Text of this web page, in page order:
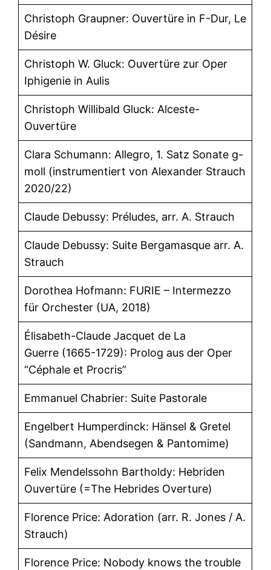
Christoph Graupner: Ouvertüre in F-Dur, Le
Désire
Christoph W. Gluck: Ouvertüre zur Oper
Iphigenie in Aulis
Christoph Willibald Gluck: Alceste-
Ouvertüre
Clara Schumann: Allegro, 1. Satz Sonate g-
moll (instrumentiert von Alexander Strauch
2020/22)
Claude Debussy: Préludes, arr. A. Strauch
Claude Debussy: Suite Bergamasque arr. A.
Strauch
Dorothea Hofmann: FURIE – Intermezzo
für Orchester (UA, 2018)
Élisabeth-Claude Jacquet de La
Guerre (1665-1729): Prolog aus der Oper
“Céphale et Procris”
Emmanuel Chabrier: Suite Pastorale
Engelbert Humperdinck: Hänsel & Gretel
(Sandmann, Abendsegen & Pantomime)
Felix Mendelssohn Bartholdy: Hebriden
Ouvertüre (=The Hebrides Overture)
Florence Price: Adoration (arr. R. Jones / A.
Strauch)
Florence Price: Nobody knows the trouble